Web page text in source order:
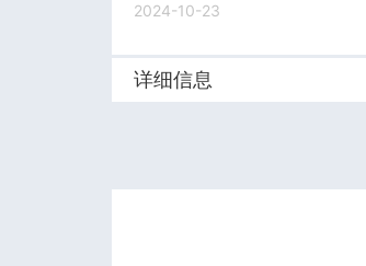
2024-10-23
详细信息